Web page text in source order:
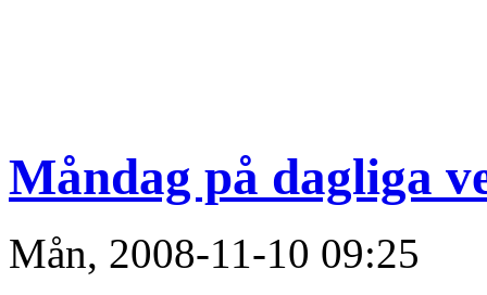
Måndag på dagliga
Mån, 2008-11-10 09:25